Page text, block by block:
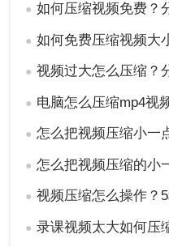
● 如何压缩视频免费？
● 如何免费压缩视频大小
● 视频过大怎么压缩？
● 电脑怎么压缩mp4视频文
● 怎么把视频压缩小一点儿而
● 怎么把视频压缩的小一点
● 视频压缩怎么操作？
● 录课视频太大如何压